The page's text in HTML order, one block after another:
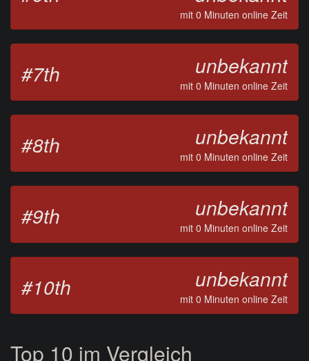
mit 0 Minuten online Zeit
#7th unbekannt
mit 0 Minuten online Zeit
#8th unbekannt
mit 0 Minuten online Zeit
#9th unbekannt
mit 0 Minuten online Zeit
#10th unbekannt
mit 0 Minuten online Zeit
Top 10 im Vergleich